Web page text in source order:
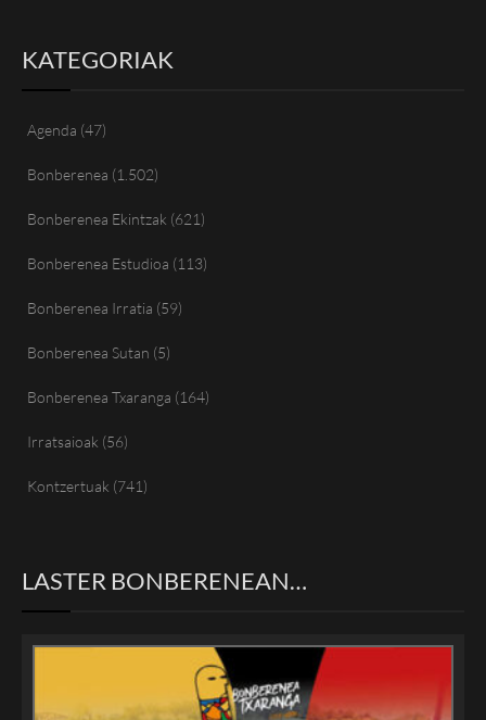
KATEGORIAK
Agenda (47)
Bonberenea (1.502)
Bonberenea Ekintzak (621)
Bonberenea Estudioa (113)
Bonberenea Irratia (59)
Bonberenea Sutan (5)
Bonberenea Txaranga (164)
Irratsaioak (56)
Kontzertuak (741)
LASTER BONBERENEAN…